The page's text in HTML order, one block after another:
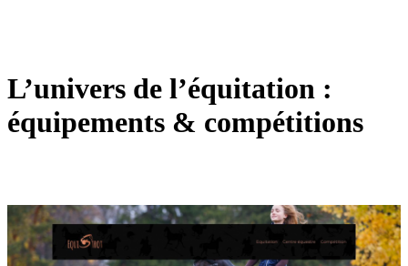
L’univers de l’équitation :
équipements & compétitions